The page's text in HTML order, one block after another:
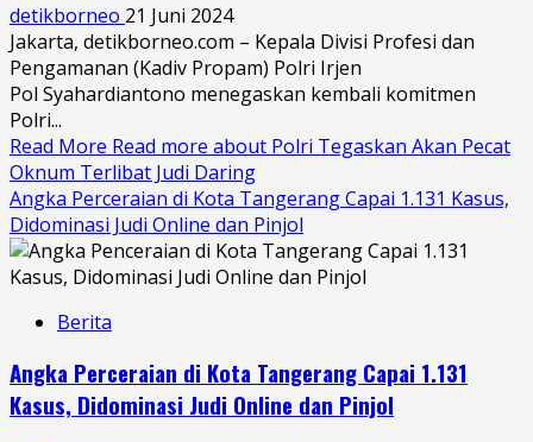
detikborneo 21 Juni 2024
Jakarta, detikborneo.com – Kepala Divisi Profesi dan
Pengamanan (Kadiv Propam) Polri Irjen
Pol Syahardiantono menegaskan kembali komitmen
Polri...
Read More Read more about Polri Tegaskan Akan Pecat
Oknum Terlibat Judi Daring
Angka Perceraian di Kota Tangerang Capai 1.131 Kasus,
Didominasi Judi Online dan Pinjol
Berita
Angka Perceraian di Kota Tangerang Capai 1.131
Kasus, Didominasi Judi Online dan Pinjol